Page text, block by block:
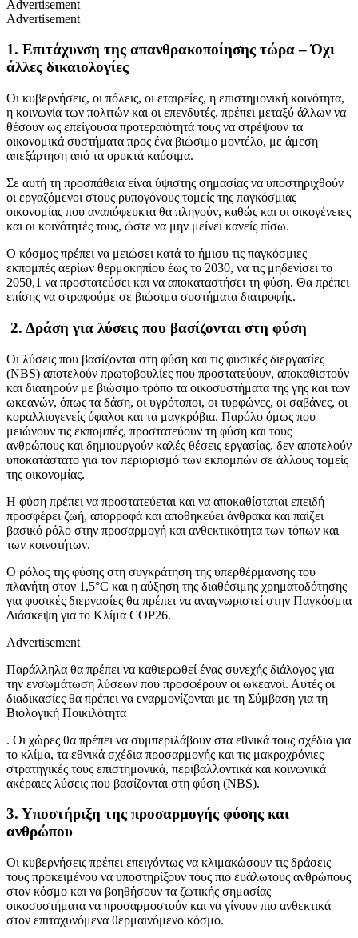
Advertisement
Advertisement
1. Επιτάχυνση της απανθρακοποίησης τώρα – Όχι
άλλες δικαιολογίες
Οι κυβερνήσεις, οι πόλεις, οι εταιρείες, η επιστημονική κοινότητα,
η κοινωνία των πολιτών και οι επενδυτές, πρέπει μεταξύ άλλων να
θέσουν ως επείγουσα προτεραιότητά τους να στρέψουν τα
οικονομικά συστήματα προς ένα βιώσιμο μοντέλο, με άμεση
απεξάρτηση από τα ορυκτά καύσιμα.
Σε αυτή τη προσπάθεια είναι ύψιστης σημασίας να υποστηριχθούν
οι εργαζόμενοι στους ρυπογόνους τομείς της παγκόσμιας
οικονομίας που αναπόφευκτα θα πληγούν, καθώς και οι οικογένειες
και οι κοινότητές τους, ώστε να μην μείνει κανείς πίσω.
Ο κόσμος πρέπει να μειώσει κατά το ήμισυ τις παγκόσμιες
εκπομπές αερίων θερμοκηπίου έως το 2030, να τις μηδενίσει το
2050,1 να προστατεύσει και να αποκαταστήσει τη φύση. Θα πρέπει
επίσης να στραφούμε σε βιώσιμα συστήματα διατροφής.
2. Δράση για λύσεις που βασίζονται στη φύση
Οι λύσεις που βασίζονται στη φύση και τις φυσικές διεργασίες
(NBS) αποτελούν πρωτοβουλίες που προστατεύουν, αποκαθιστούν
και διατηρούν με βιώσιμο τρόπο τα οικοσυστήματα της γης και των
ωκεανών, όπως τα δάση, οι υγρότοποι, οι τυρφώνες, οι σαβάνες, οι
κοραλλιογενείς ύφαλοι και τα μαγκρόβια. Παρόλο όμως που
μειώνουν τις εκπομπές, προστατεύουν τη φύση και τους
ανθρώπους και δημιουργούν καλές θέσεις εργασίας, δεν αποτελούν
υποκατάστατο για τον περιορισμό των εκπομπών σε άλλους τομείς
της οικονομίας.
Η φύση πρέπει να προστατεύεται και να αποκαθίσταται επειδή
προσφέρει ζωή, απορροφά και αποθηκεύει άνθρακα και παίζει
βασικό ρόλο στην προσαρμογή και ανθεκτικότητα των τόπων και
των κοινοτήτων.
Ο ρόλος της φύσης στη συγκράτηση της υπερθέρμανσης του
πλανήτη στον 1,5°C και η αύξηση της διαθέσιμης χρηματοδότησης
για φυσικές διεργασίες θα πρέπει να αναγνωριστεί στην Παγκόσμια
Διάσκεψη για το Κλίμα COP26.
Advertisement
Παράλληλα θα πρέπει να καθιερωθεί ένας συνεχής διάλογος για
την ενσωμάτωση λύσεων που προσφέρουν οι ωκεανοί. Αυτές οι
διαδικασίες θα πρέπει να εναρμονίζονται με τη Σύμβαση για τη
Βιολογική Ποικιλότητα
. Οι χώρες θα πρέπει να συμπεριλάβουν στα εθνικά τους σχέδια για
το κλίμα, τα εθνικά σχέδια προσαρμογής και τις μακροχρόνιες
στρατηγικές τους επιστημονικά, περιβαλλοντικά και κοινωνικά
ακέραιες λύσεις που βασίζονται στη φύση (NBS).
3. Υποστήριξη της προσαρμογής φύσης και
ανθρώπου
Οι κυβερνήσεις πρέπει επειγόντως να κλιμακώσουν τις δράσεις
τους προκειμένου να υποστηρίξουν τους πιο ευάλωτους ανθρώπους
στον κόσμο και να βοηθήσουν τα ζωτικής σημασίας
οικοσυστήματα να προσαρμοστούν και να γίνουν πιο ανθεκτικά
στον επιταχυνόμενα θερμαινόμενο κόσμο.